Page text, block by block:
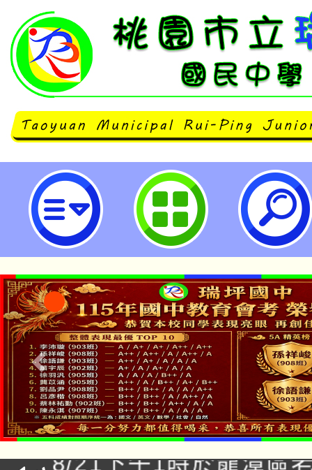
華測會辦理「華語文能力測驗」
試-桃園市立瑞坪國民中學
「本色祭」8/29、30在
場熱烈登場!
8/21下午1時於龍潭區